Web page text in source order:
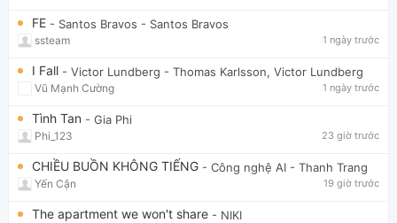
FE - Santos Bravos - Santos Bravos
ssteam 1 ngày trước
I Fall - Victor Lundberg - Thomas Karlsson, Victor Lundberg
Vũ Mạnh Cường 1 ngày trước
Tình Tan - Gia Phi
Phi_123 23 giờ trước
CHIỀU BUỒN KHÔNG TIẾNG - Công nghệ AI - Thanh Trang
Yến Cận 19 giờ trước
The apartment we won't share - NIKI